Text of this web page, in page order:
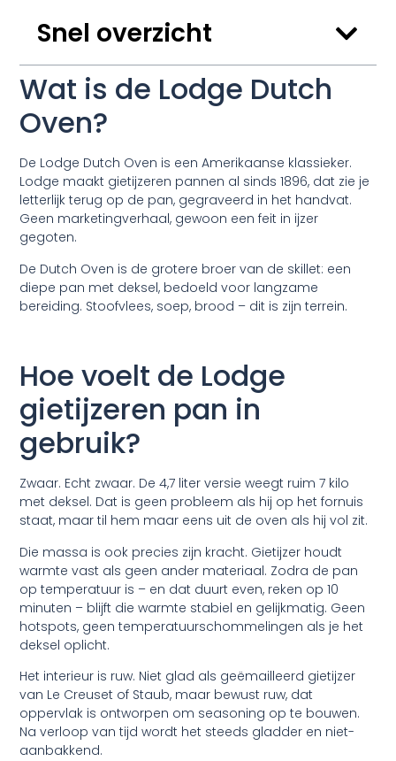
Snel overzicht
Wat is de Lodge Dutch
Oven?
De Lodge Dutch Oven is een Amerikaanse klassieker.
Lodge maakt gietijzeren pannen al sinds 1896, dat zie je
letterlijk terug op de pan, gegraveerd in het handvat.
Geen marketingverhaal, gewoon een feit in ijzer
gegoten.
De Dutch Oven is de grotere broer van de skillet: een
diepe pan met deksel, bedoeld voor langzame
bereiding. Stoofvlees, soep, brood – dit is zijn terrein.
Hoe voelt de Lodge
gietijzeren pan in
gebruik?
Zwaar. Echt zwaar. De 4,7 liter versie weegt ruim 7 kilo
met deksel. Dat is geen probleem als hij op het fornuis
staat, maar til hem maar eens uit de oven als hij vol zit.
Die massa is ook precies zijn kracht. Gietijzer houdt
warmte vast als geen ander materiaal. Zodra de pan
op temperatuur is – en dat duurt even, reken op 10
minuten – blijft die warmte stabiel en gelijkmatig. Geen
hotspots, geen temperatuurschommelingen als je het
deksel oplicht.
Het interieur is ruw. Niet glad als geëmailleerd gietijzer
van Le Creuset of Staub, maar bewust ruw, dat
oppervlak is ontworpen om seasoning op te bouwen.
Na verloop van tijd wordt het steeds gladder en niet-
aanbakkend.